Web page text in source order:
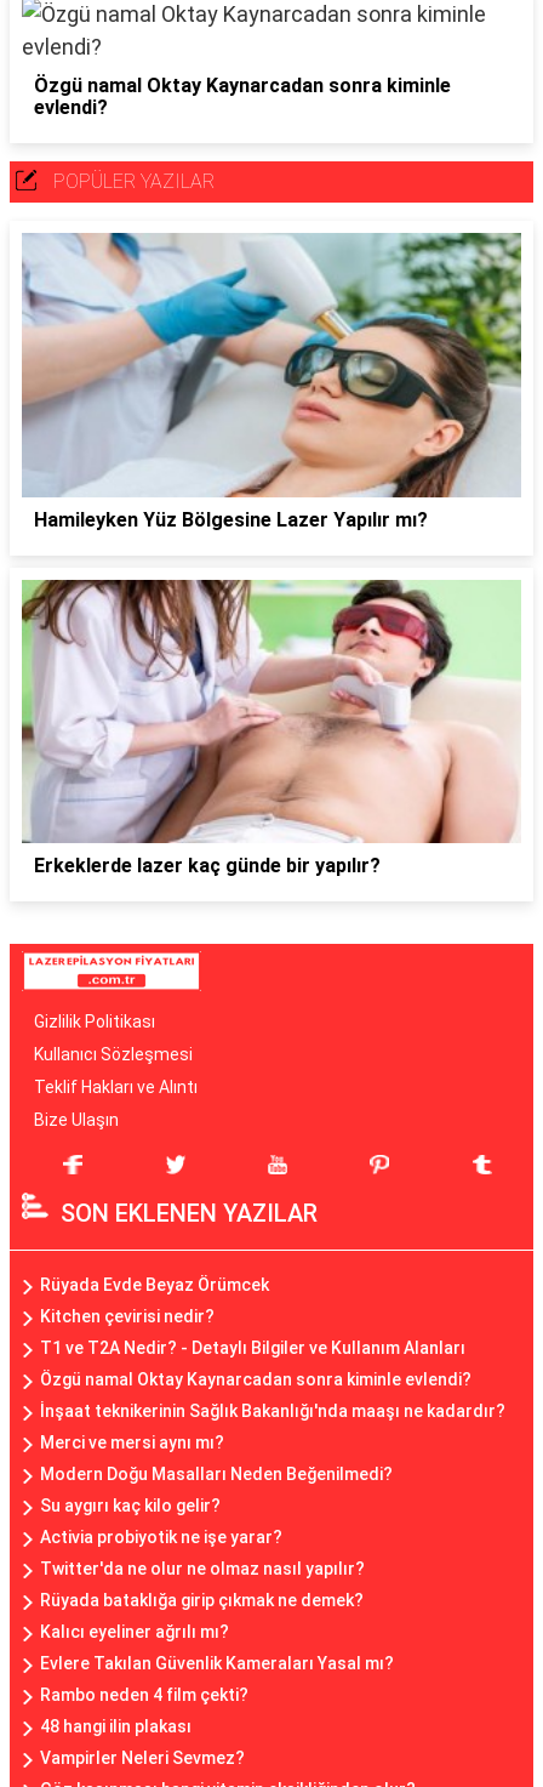
Özgü namal Oktay Kaynarcadan sonra kiminle
evlendi?
POPÜLER YAZILAR
Hamileyken Yüz Bölgesine Lazer Yapılır mı?
Erkeklerde lazer kaç günde bir yapılır?
Gizlilik Politikası
Kullanıcı Sözleşmesi
Teklif Hakları ve Alıntı
Bize Ulaşın
SON EKLENEN YAZILAR
Rüyada Evde Beyaz Örümcek
Kitchen çevirisi nedir?
T1 ve T2A Nedir? - Detaylı Bilgiler ve Kullanım Alanları
Özgü namal Oktay Kaynarcadan sonra kiminle evlendi?
İnşaat teknikerinin Sağlık Bakanlığı'nda maaşı ne kadardır?
Merci ve mersi aynı mı?
Modern Doğu Masalları Neden Beğenilmedi?
Su aygırı kaç kilo gelir?
Activia probiyotik ne işe yarar?
Twitter'da ne olur ne olmaz nasıl yapılır?
Rüyada bataklığa girip çıkmak ne demek?
Kalıcı eyeliner ağrılı mı?
Evlere Takılan Güvenlik Kameraları Yasal mı?
Rambo neden 4 film çekti?
48 hangi ilin plakası
Vampirler Neleri Sevmez?